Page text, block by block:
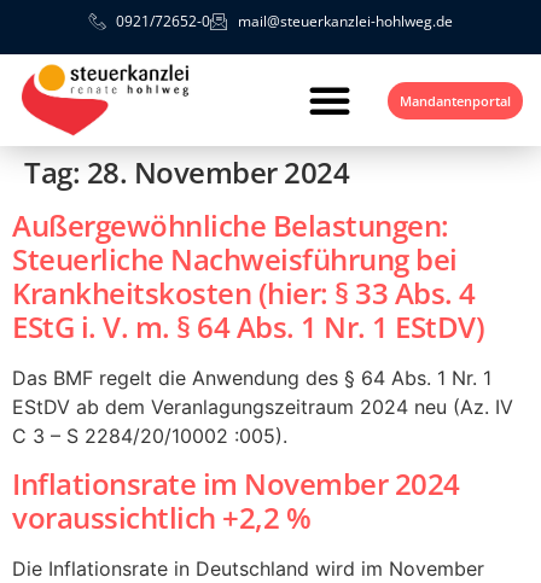
0921/72652-0 mail@steuerkanzlei-hohlweg.de
Mandantenportal
Tag: 28. November 2024
Außergewöhnliche Belastungen:
Steuerliche Nachweisführung bei
Krankheitskosten (hier: § 33 Abs. 4
EStG i. V. m. § 64 Abs. 1 Nr. 1 EStDV)
Das BMF regelt die Anwendung des § 64 Abs. 1 Nr. 1
EStDV ab dem Veranlagungszeitraum 2024 neu (Az. IV
C 3 – S 2284/20/10002 :005).
Inflationsrate im November 2024
voraussichtlich +2,2 %
Die Inflationsrate in Deutschland wird im November